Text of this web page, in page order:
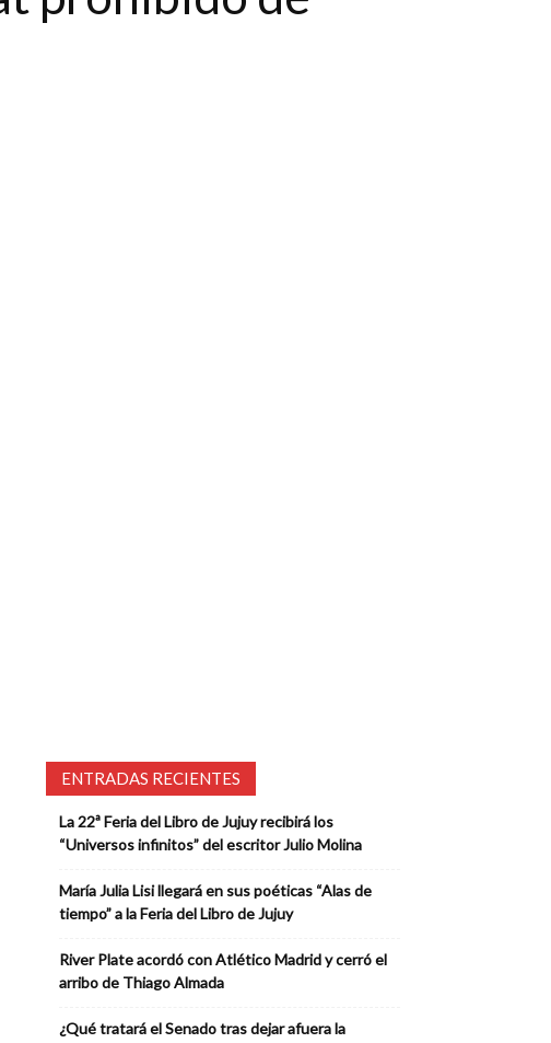
ENTRADAS RECIENTES
La 22ª Feria del Libro de Jujuy recibirá los
“Universos infinitos” del escritor Julio Molina
María Julia Lisi llegará en sus poéticas “Alas de
tiempo” a la Feria del Libro de Jujuy
River Plate acordó con Atlético Madrid y cerró el
arribo de Thiago Almada
¿Qué tratará el Senado tras dejar afuera la